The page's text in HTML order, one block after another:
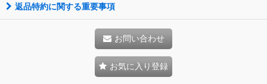
返品特約に関する重要事項
お問い合わせ
お気に入り登録